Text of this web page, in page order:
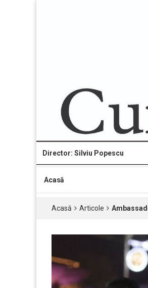
Director: Silviu Popescu
Acasă
Acasă Articole